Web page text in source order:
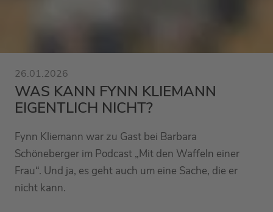
26.01.2026
WAS KANN FYNN KLIEMANN
EIGENTLICH NICHT?
Fynn Kliemann war zu Gast bei Barbara
Schöneberger im Podcast „Mit den Waffeln einer
Frau“. Und ja, es geht auch um eine Sache, die er
nicht kann.